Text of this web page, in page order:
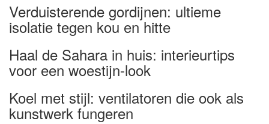
Verduisterende gordijnen: ultieme
isolatie tegen kou en hitte
Haal de Sahara in huis: interieurtips
voor een woestijn-look
Koel met stijl: ventilatoren die ook als
kunstwerk fungeren